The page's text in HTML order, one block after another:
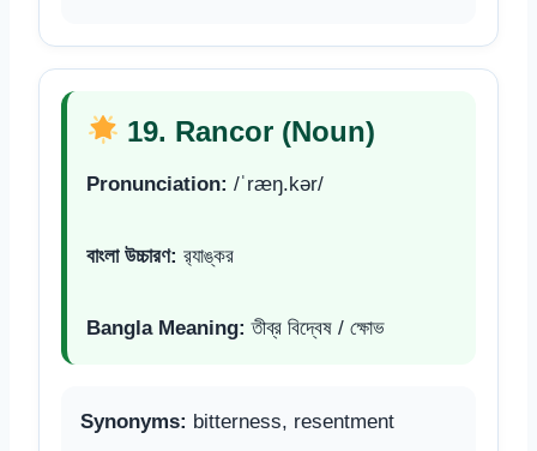
19. Rancor (Noun)
Pronunciation: /ˈræŋ.kər/
বাংলা উচ্চারণ: র‍্যাঙ্কর
Bangla Meaning: তীব্র বিদ্বেষ / ক্ষোভ
Synonyms: bitterness, resentment